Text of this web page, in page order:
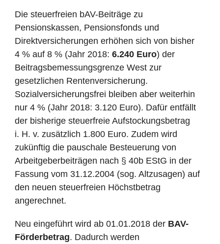
Die steuerfreien bAV-Beiträge zu
Pensionskassen, Pensionsfonds und
Direktversicherungen erhöhen sich von bisher
4 % auf 8 % (Jahr 2018: 6.240 Euro) der
Beitragsbemessungsgrenze West zur
gesetzlichen Rentenversicherung.
Sozialversicherungsfrei bleiben aber weiterhin
nur 4 % (Jahr 2018: 3.120 Euro). Dafür entfällt
der bisherige steuerfreie Aufstockungsbetrag
i. H. v. zusätzlich 1.800 Euro. Zudem wird
zukünftig die pauschale Besteuerung von
Arbeitgeberbeiträgen nach § 40b EStG in der
Fassung vom 31.12.2004 (sog. Altzusagen) auf
den neuen steuerfreien Höchstbetrag
angerechnet.
Neu eingeführt wird ab 01.01.2018 der BAV-
Förderbetrag. Dadurch werden